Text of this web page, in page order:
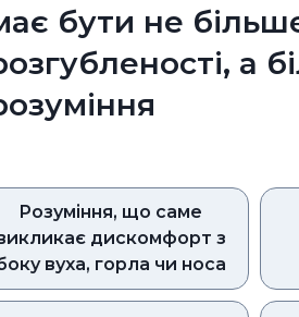
бути не
а
Розуміння, що саме
дискомфорт з
вуха, горла чи носа